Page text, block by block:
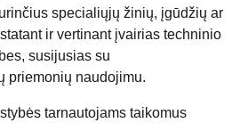
specialiųjų žinių, įgūdžių ar
ir vertinant įvairias techninio
susijusias su
priemonių naudojimu.
tarnautojams taikomus